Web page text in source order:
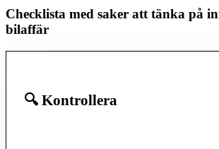
Checklista med saker att tänka på
bilaffär
🔍 Kontrollera